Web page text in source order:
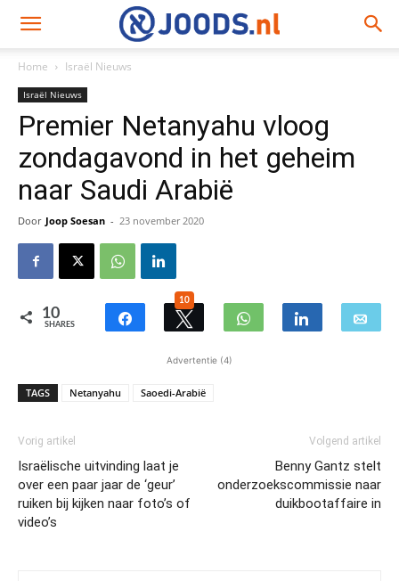
Home Israël Nieuws
Israël Nieuws
Premier Netanyahu vloog
zondagavond in het geheim
naar Saudi Arabië
Door Joop Soesan - 23 november 2020
10
SHARES
10
Advertentie (4)
TAGS Netanyahu Saoedi-Arabië
Vorig artikel
Israëlische uitvinding laat je
over een paar jaar de ‘geur’
ruiken bij kijken naar foto’s of
video’s
Volgend artikel
Benny Gantz stelt
onderzoekscommissie naar
duikbootaffaire in